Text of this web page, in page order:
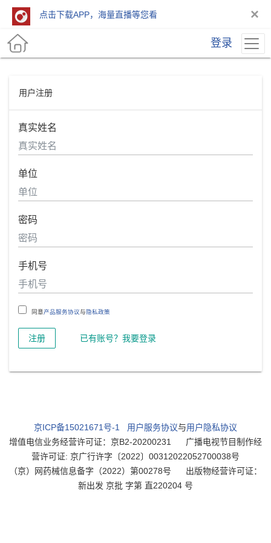
点击下载APP，海量直播等您看 ×
登录
用户注册
真实姓名
单位
密码
手机号
同意产品服务协议与隐私政策
注册 已有账号？我要登录
京ICP备15021671号-1 用户服务协议与用户隐私协议
增值电信业务经营许可证：京B2-20200231
广播电视节目制作经
营许可证: 京广行许字〔2022〕00312022052700038号
（京）网药械信息备字（2022）第00278号
出版物经营许可证：
新出发 京批 字第 直220204 号